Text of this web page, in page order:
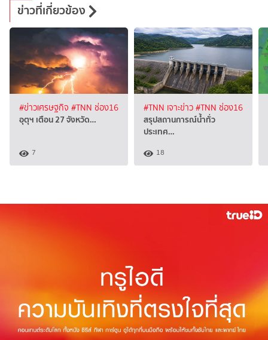
ข่าวที่เกี่ยวข้อง
#ข่าวเศรษฐกิจ #TNN ช่อง16
อุตุฯ เตือน 27 จังหวัด…
7
#TNN เจาะข่าว#TNN ช่อง16
สรุปสถานการณ์น้ำทั่ว
ประเทศ…
18